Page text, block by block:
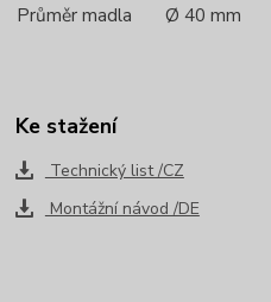
Průměr madla
Ø 40 mm
Ke stažení
Technický list /CZ
Montážní návod /DE